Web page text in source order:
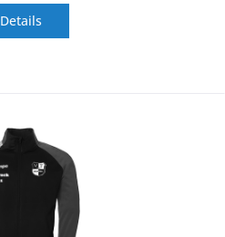
Details